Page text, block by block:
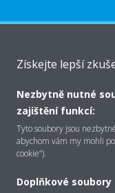
Řešení
Podpora
Získejte lepší
Nezbytně nutné
zajištění funkcí:
Tyto soubory jsou
abychom vám my mohli
cookie“).
Doplňkové soubory